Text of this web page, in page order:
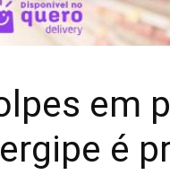
em
é